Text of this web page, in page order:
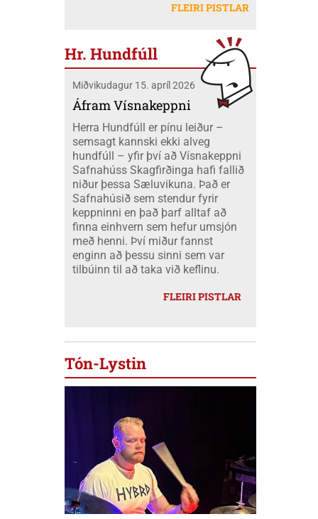
peningum. Væri ekki nær að nota þá
Mobeck kl. 15:00. Auk þess verður boðið
Borghildi Óskarsdóttur, Ósk
Vilhjálmsdóttur og Huldu Ragnhildi
létu sig ekki vanta þangað og fóru átta
Við áttum einnig fólk í fjölskyldubúðum,
fengum aukahendur til að aðstoða í
"matartjaldinu" og síðan komu margir úr
félaginu okkar í heimsókn til okkar á
opna deginum. Landsmót skáta er
stærsti viðburður skátahreyfingarinnar
og voru að þessu sinni um 1100
þátttakendur frá fjöldamörgum þjóðum
en flestir af erlendu skátunum komu frá
Kanada eða um 400 skátar.
FLEIRI PISTLAR
Hr. Hundfúll
Miðvikudagur 15. apríl 2026
Áfram Vísnakeppni
Herra Hundfúll er pínu leiður –
semsagt kannski ekki alveg
hundfúll – yfir því að Vísnakeppni
Safnahúss Skagfirðinga hafi fallið
niður þessa Sæluvikuna. Það er
Safnahúsið sem stendur fyrir
keppninni en það þarf alltaf að
finna einhvern sem hefur umsjón
með henni. Því miður fannst
enginn að þessu sinni sem var
tilbúinn til að taka við keflinu.
FLEIRI PISTLAR
Tón-Lystin